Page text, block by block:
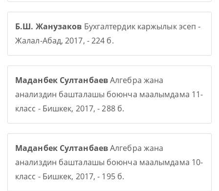
Б.Ш. Жанузаков Бухгалтердик каржылык эсеп -
Жалал-Абад, 2017, - 224 б.
Маданбек СултанбаевАлгебра жана
анализдин башталашы боюнча маалымдама 11-
класс - Бишкек, 2017, - 288 б.
Маданбек СултанбаевАлгебра жана
анализдин башталашы боюнча маалымдама 10-
класс - Бишкек, 2017, - 195 б.